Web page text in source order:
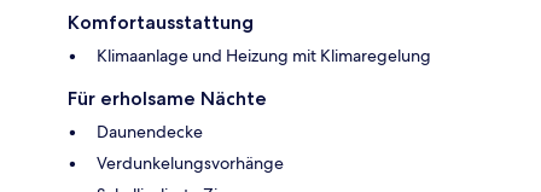
Komfortausstattung
Klimaanlage und Heizung mit Klimaregelung
Für erholsame Nächte
Daunendecke
Verdunkelungsvorhänge